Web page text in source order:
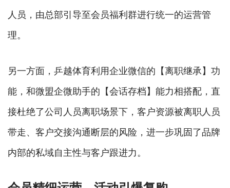
人员，由总部引导至会员福利群进行统一的运营管
理。
另一方面，乒越体育利用企业微信的【离职继承】功
能，和微盟企微助手的【会话存档】能力相搭配，直
接杜绝了公司人员离职场景下，客户资源被离职人员
带走、客户交接沟通断层的风险，进一步巩固了品牌
内部的私域自主性与客户跟进力。